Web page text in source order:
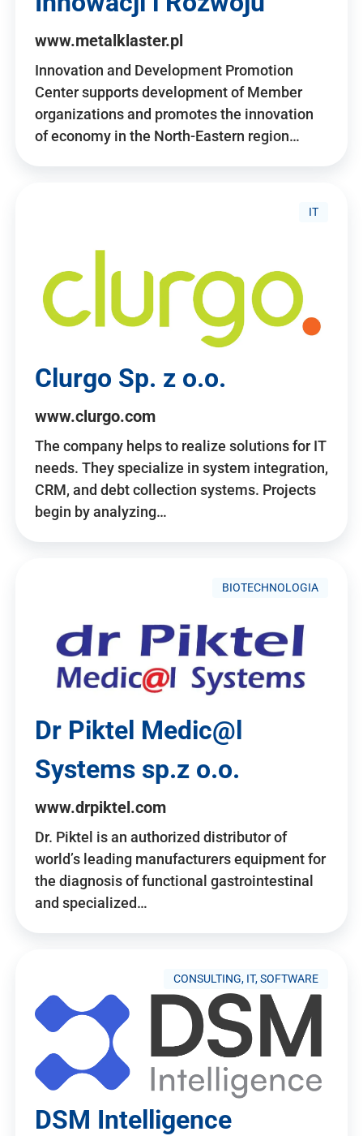
www.metalklaster.pl
Innovation and Development Promotion
Center supports development of Member
organizations and promotes the innovation
of economy in the North-Eastern region…
IT
Clurgo Sp. z o.o.
www.clurgo.com
The company helps to realize solutions for IT
needs. They specialize in system integration,
CRM, and debt collection systems. Projects
begin by analyzing…
BIOTECHNOLOGIA
Dr Piktel Medic@l
Systems sp.z o.o.
www.drpiktel.com
Dr. Piktel is an authorized distributor of
world’s leading manufacturers equipment for
the diagnosis of functional gastrointestinal
and specialized…
CONSULTING, IT, SOFTWARE
DSM Intelligence